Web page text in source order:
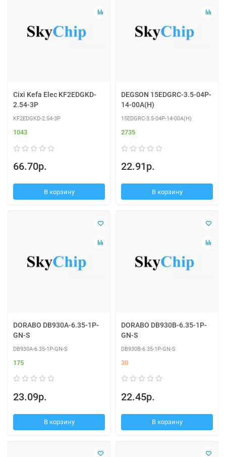
Cixi Kefa Elec KF2EDGKD-
2.54-3P
KF2EDGKD-2.54-3P
1043
66.70р.
В корзину
DEGSON 15EDGRC-3.5-04P-
14-00A(H)
15EDGRC-3.5-04P-14-00A(H)
2735
22.91р.
В корзину
DORABO DB930A-6.35-1P-
GN-S
DB930A-6.35-1P-GN-S
175
23.09р.
В корзину
DORABO DB930B-6.35-1P-
GN-S
DB930B-6.35-1P-GN-S
30
22.45р.
В корзину